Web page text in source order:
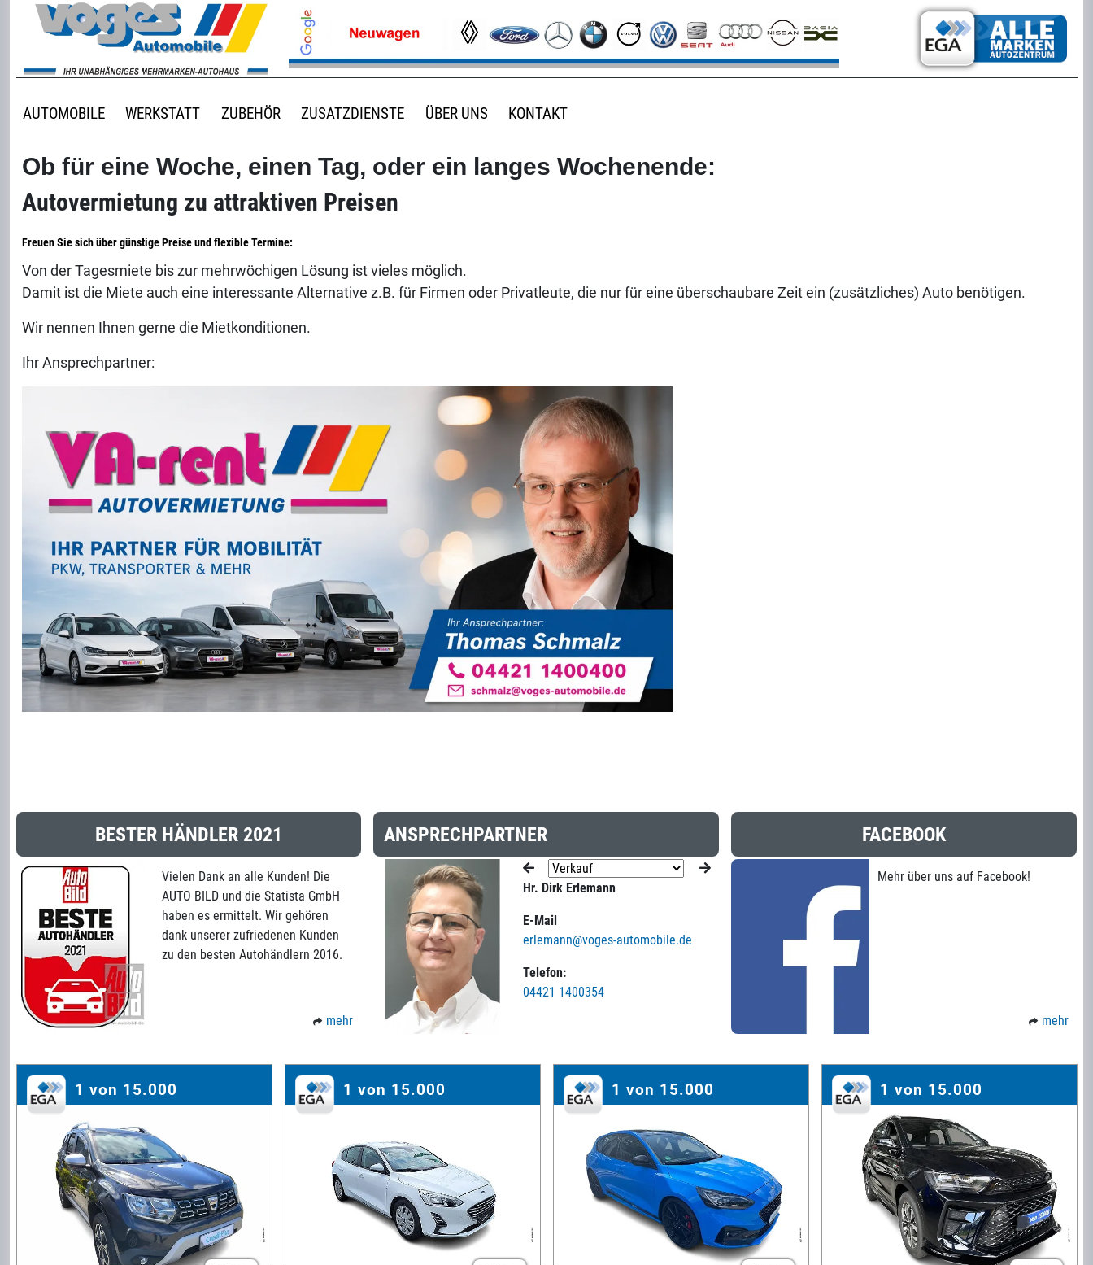
AUTOMOBILE WERKSTATT ZUBEHÖR ZUSATZDIENSTE ÜBER UNS KONTAKT
Ob für eine Woche, einen Tag, oder ein langes Wochenende:
Autovermietung zu attraktiven Preisen
Freuen Sie sich über günstige Preise und flexible Termine:
Von der Tagesmiete bis zur mehrwöchigen Lösung ist vieles möglich.
Damit ist die Miete auch eine interessante Alternative z.B. für Firmen oder Privatleute, die nur für eine überschaubare Zeit ein (zusätzliches) Auto benötigen.
Wir nennen Ihnen gerne die Mietkonditionen.
Ihr Ansprechpartner:
BESTER HÄNDLER 2021
Vielen Dank an alle Kunden! Die
AUTO BILD und die Statista GmbH
haben es ermittelt. Wir gehören
dank unserer zufriedenen Kunden
zu den besten Autohändlern 2016.
mehr
ANSPRECHPARTNER
Hr. Dirk Erlemann
E-Mail
erlemann@voges-automobile.de
Telefon:
04421 1400354
FACEBOOK
Mehr über uns auf Facebook!
mehr
1 von 15.000 1 von 15.000 1 von 15.000 1 von 15.000